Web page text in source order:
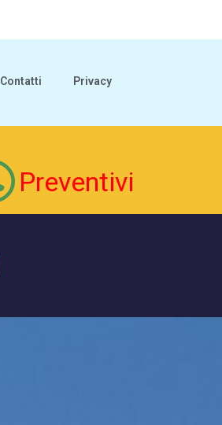
Contatti Privacy
Preventivi